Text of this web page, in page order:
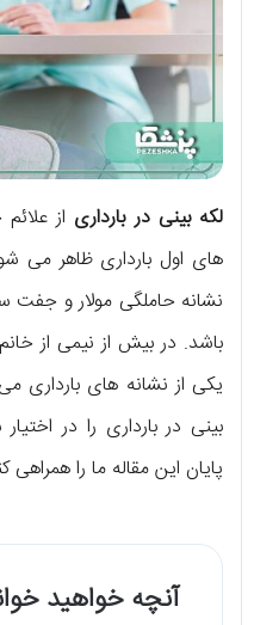
لکه بینی در بارداری از
های اول بارداری ظاهر می
نشانه حاملگی مولار و جفت
باشد. در بیش از نیمی از
یکی از نشانه های بارداری
بینی در بارداری را در
پایان این مقاله ما را همراهی
آنچه خواهید